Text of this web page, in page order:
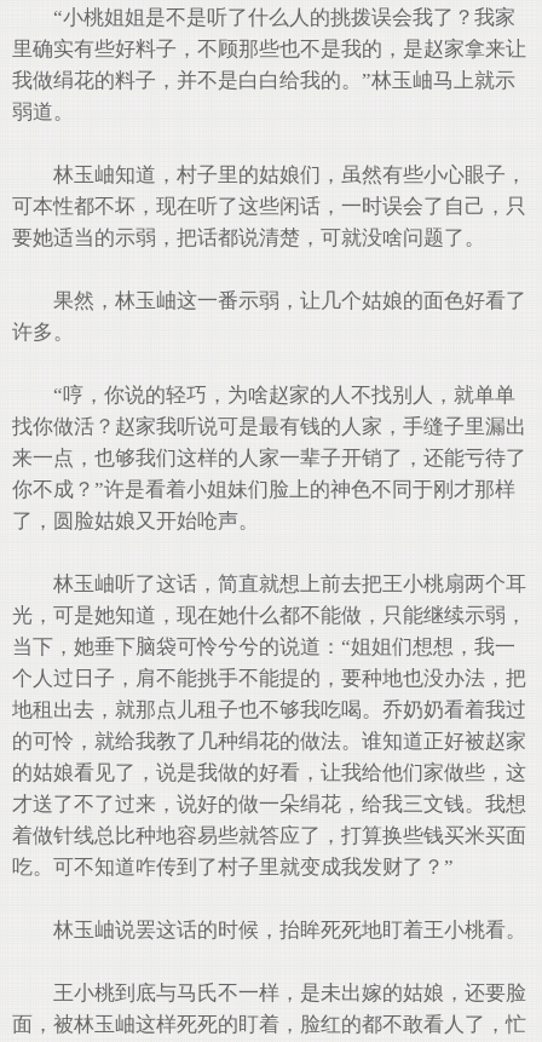
“小桃姐姐是不是听了什么人的挑拨误会我了？我家
里确实有些好料子，不顾那些也不是我的，是赵家拿来让
我做绢花的料子，并不是白白给我的。”林玉岫马上就示
弱道。
林玉岫知道，村子里的姑娘们，虽然有些小心眼子，
可本性都不坏，现在听了这些闲话，一时误会了自己，只
要她适当的示弱，把话都说清楚，可就没啥问题了。
果然，林玉岫这一番示弱，让几个姑娘的面色好看了
许多。
“哼，你说的轻巧，为啥赵家的人不找别人，就单单
找你做活？赵家我听说可是最有钱的人家，手缝子里漏出
来一点，也够我们这样的人家一辈子开销了，还能亏待了
你不成？”许是看着小姐妹们脸上的神色不同于刚才那样
了，圆脸姑娘又开始呛声。
林玉岫听了这话，简直就想上前去把王小桃扇两个耳
光，可是她知道，现在她什么都不能做，只能继续示弱，
当下，她垂下脑袋可怜兮兮的说道：“姐姐们想想，我一
个人过日子，肩不能挑手不能提的，要种地也没办法，把
地租出去，就那点儿租子也不够我吃喝。乔奶奶看着我过
的可怜，就给我教了几种绢花的做法。谁知道正好被赵家
的姑娘看见了，说是我做的好看，让我给他们家做些，这
才送了不了过来，说好的做一朵绢花，给我三文钱。我想
着做针线总比种地容易些就答应了，打算换些钱买米买面
吃。可不知道咋传到了村子里就变成我发财了？”
林玉岫说罢这话的时候，抬眸死死地盯着王小桃看。
王小桃到底与马氏不一样，是未出嫁的姑娘，还要脸
面，被林玉岫这样死死的盯着，脸红的都不敢看人了，忙